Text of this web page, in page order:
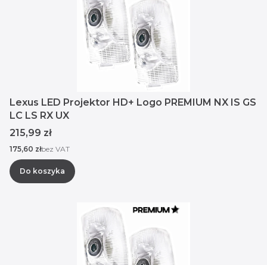
Lexus LED Projektor HD+ Logo PREMIUM NX IS GS
LC LS RX UX
Cena
215,99 zł
Cena
175,60 złbez VAT
Do koszyka